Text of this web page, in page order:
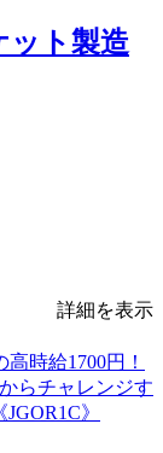
ット製造
詳細を表示